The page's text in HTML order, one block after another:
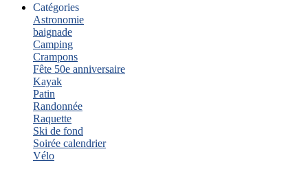
Catégories
Astronomie
baignade
Camping
Crampons
Fête 50e anniversaire
Kayak
Patin
Randonnée
Raquette
Ski de fond
Soirée calendrier
Vélo